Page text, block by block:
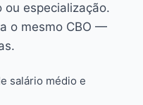
especialização.
o mesmo CBO —
salário médio e